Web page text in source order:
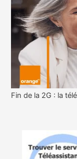
Fin de la 2G : la